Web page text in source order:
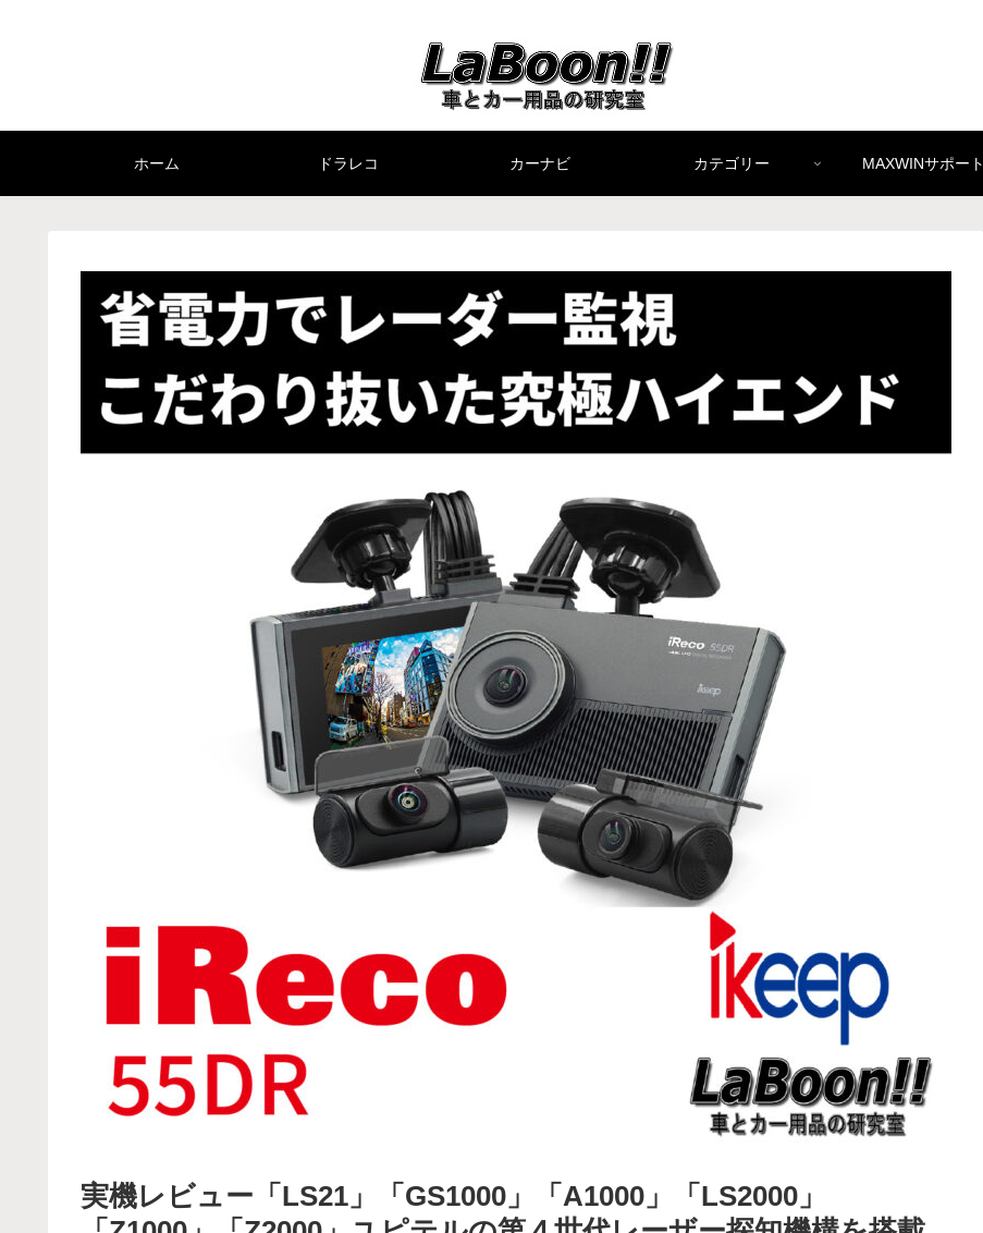
ホーム ドラレコ カーナビ カテゴリー MAXWINサポート
実機レビュー「LS21」「GS1000」「A1000」「LS2000」